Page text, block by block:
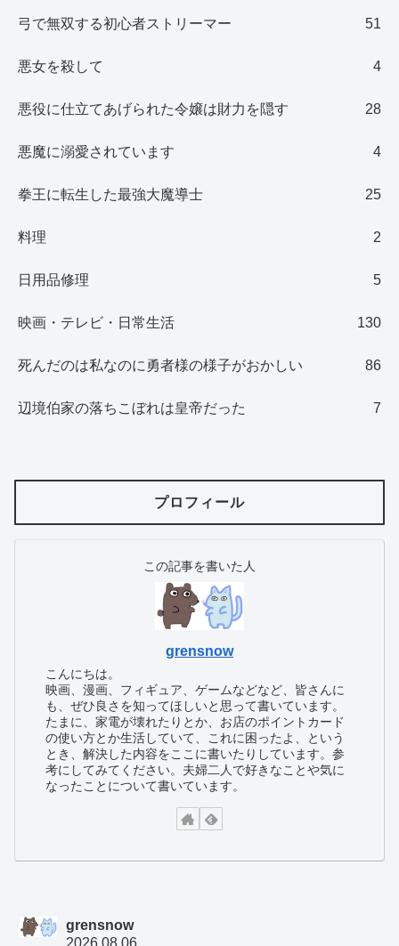
弓で無双する初心者ストリーマー 51
悪女を殺して 4
悪役に仕立てあげられた令嬢は財力を隠す 28
悪魔に溺愛されています 4
拳王に転生した最強大魔導士 25
料理 2
日用品修理 5
映画・テレビ・日常生活 130
死んだのは私なのに勇者様の様子がおかしい 86
辺境伯家の落ちこぼれは皇帝だった 7
プロフィール
この記事を書いた人
grensnow
こんにちは。
映画、漫画、フィギュア、ゲームなどなど、皆さんに
も、ぜひ良さを知ってほしいと思って書いています。
たまに、家電が壊れたりとか、お店のポイントカード
の使い方とか生活していて、これに困ったよ、という
とき、解決した内容をここに書いたりしています。参
考にしてみてください。夫婦二人で好きなことや気に
なったことについて書いています。
grensnow